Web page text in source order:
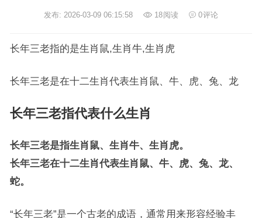
发布: 2026-03-09 06:15:58 18阅读 0评论
长年三老指的是生肖鼠,生肖牛,生肖虎
长年三老是在十二生肖代表生肖鼠、牛、虎、兔、龙
长年三老指代表什么生肖
长年三老是指生肖鼠、生肖牛、生肖虎。
长年三老在十二生肖代表生肖鼠、牛、虎、兔、龙、
蛇。
“长年三老”是一个古老的成语，通常用来形容经验丰